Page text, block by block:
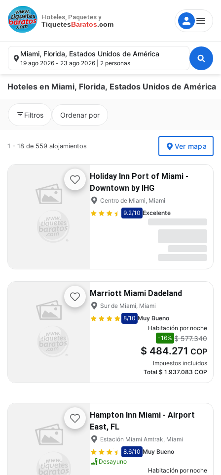
Hoteles, Paquetes y
TiquetesBaratos.com
Miami, Florida, Estados Unidos de América
19 ago 2026 - 23 ago 2026 | 2 personas
Destino, hotel, punto de interés.
Buscar
Hoteles en Miami, Florida, Estados Unidos de América
Filtros Ordenar por
1 - 18 de 559 alojamientos Ver mapa
Holiday Inn Port of Miami -
Downtown by IHG
Centro de Miami, Miami
9.2/10 Excelente
Marriott Miami Dadeland
Sur de Miami, Miami
8/10 Muy Bueno
Habitación por noche
-16% $ 577.340
$ 484.271 COP
Impuestos incluidos
Total $ 1.937.083 COP
Hampton Inn Miami - Airport
East, FL
Estación Miami Amtrak, Miami
8.6/10 Muy Bueno
Desayuno
Habitación por noche